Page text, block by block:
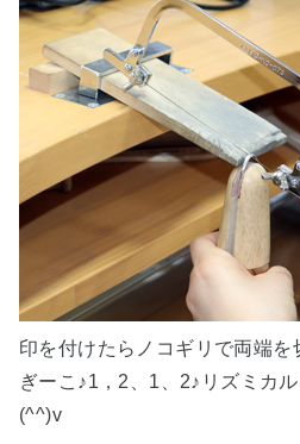
印を付けたらノコギリで両端を
ぎーこ♪1，2、1、2♪リズミカ
(^^)v